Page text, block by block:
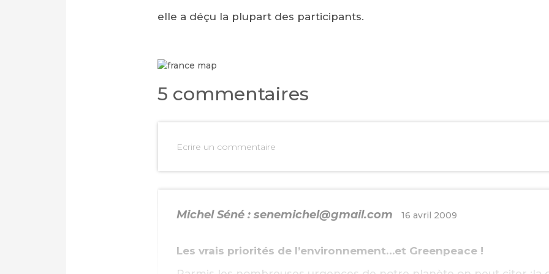
elle a déçu la plupart des participants.
5 commentaires
Ecrire un commentaire
Michel Séné : senemichel@gmail.com 16 avril 2009
Les vrais priorités de l’environnement…et Greenpeace !